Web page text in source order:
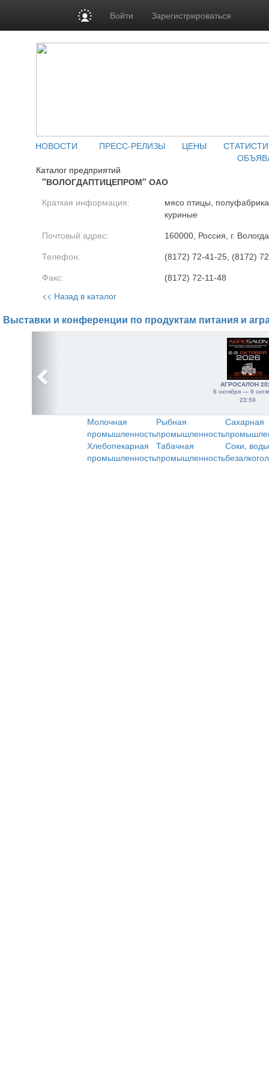
Войти Зарегистрироваться
НОВОСТИ ПРЕСС-РЕЛИЗЫ ЦЕНЫ
Каталог предприятий
"ВОЛОГДАПТИЦЕПРОМ" ОАО
Краткая информация:
мясо птицы,
куриные
Почтовый адрес: 160000, Россия, г.
Телефон: (8172) 72-41-25, (8172)
Факс: (8172) 72-11-48
<< Назад в каталог
Выставки и конференции по продуктам питания и
АГРОСАЛОН
6 октября — 9
23:59
Молочная
промышленность
Рыбная
промышленность
Сахарная
Хлебопекарная
промышленность
Табачная
промышленность
Соки,